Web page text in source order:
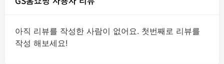
아직 리뷰를 작성한 사람이 없어요. 첫번째로 리뷰를
작성 해보세요!